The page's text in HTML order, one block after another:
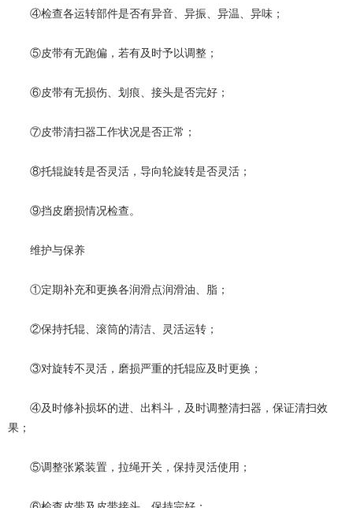
④检查各运转部件是否有异音、异振、异温、异味；
⑤皮带有无跑偏，若有及时予以调整；
⑥皮带有无损伤、划痕、接头是否完好；
⑦皮带清扫器工作状况是否正常；
⑧托辊旋转是否灵活，导向轮旋转是否灵活；
⑨挡皮磨损情况检查。
维护与保养
①定期补充和更换各润滑点润滑油、脂；
②保持托辊、滚筒的清洁、灵活运转；
③对旋转不灵活，磨损严重的托辊应及时更换；
④及时修补损坏的进、出料斗，及时调整清扫器，保证清扫效
果；
⑤调整张紧装置，拉绳开关，保持灵活使用；